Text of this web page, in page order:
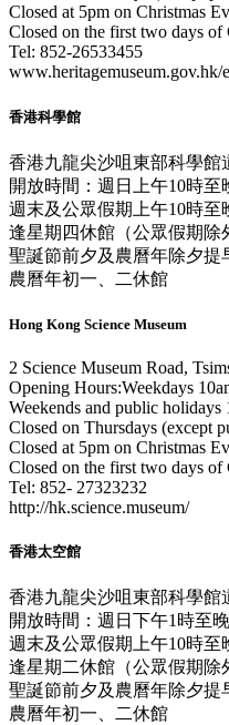
Closed at 5pm on Christmas
Closed on the first two days of
Tel: 852-26533455
www.heritagemuseum.gov.hk/
香港科學館
香港九龍尖沙咀東部科學館
開放時間：週日上午10時至
週末及公眾假期上午10時至
逢星期四休館（公眾假期除
聖誕節前夕及農曆年除夕提
農曆年初一、二休館
Hong Kong Science Museum
2 Science Museum Road,
Opening Hours:Weekdays
Weekends and public holidays
Closed on Thursdays (except
Closed at 5pm on Christmas
Closed on the first two days of
Tel: 852- 27323232
http://hk.science.museum/
香港太空館
香港九龍尖沙咀東部科學館
開放時間：週日下午1時至
週末及公眾假期上午10時至
逢星期二休館（公眾假期除
聖誕節前夕及農曆年除夕提
農曆年初一、二休館